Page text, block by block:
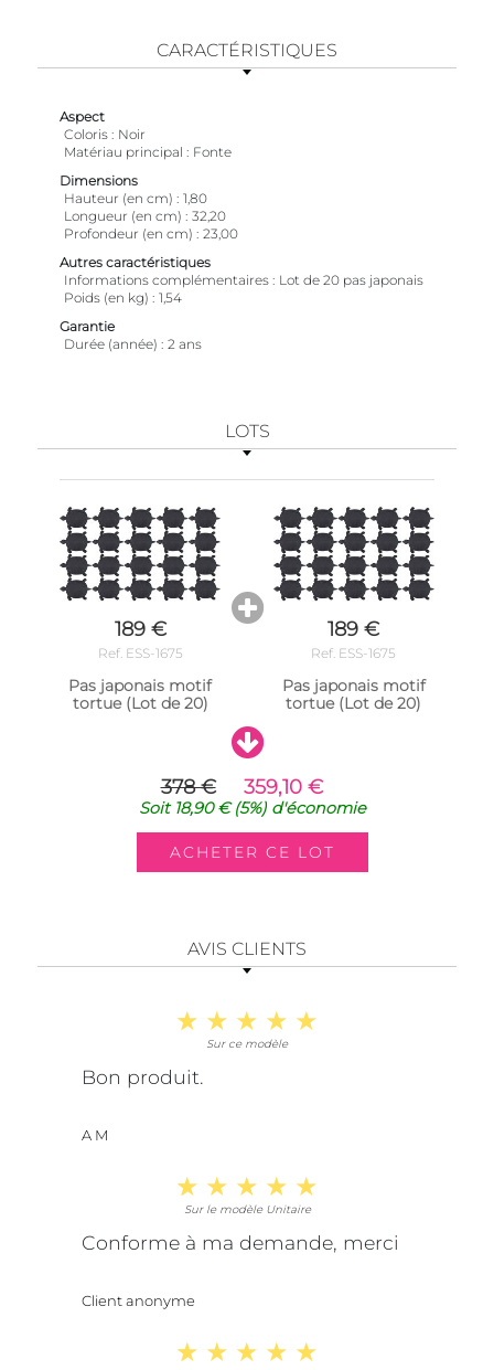
CARACTÉRISTIQUES
Aspect
Coloris
Noir
Matériau principal
Fonte
Dimensions
Hauteur (en cm)
1,80
Longueur (en cm)
32,20
Profondeur (en cm)
23,00
Autres caractéristiques
Informations complémentaires
Lot de 20 pas japonais
Poids (en kg)
1,54
Garantie
Durée (année)
2 ans
LOTS
189 €
Ref. ESS-1675
Pas japonais motif
tortue (Lot de 20)
189 €
Ref. ESS-1675
Pas japonais motif
tortue (Lot de 20)
378 € 359,10 €
Soit 18,90 €(5%) d'économie
AVIS CLIENTS
Sur ce modèle
Bon produit.
A M
Sur le modèle Unitaire
Conforme à ma demande, merci
Client anonyme